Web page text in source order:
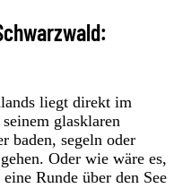
liegt direkt im
glasklaren
baden, segeln oder
Oder wie wäre es,
Runde über den See